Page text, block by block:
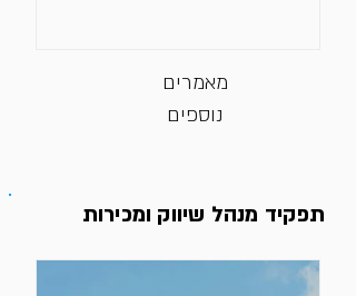
של החברה הגרמנית הוא מוצר שמשתלב בקווי
שריסלרים חזקים בענף חייבים שיהיה להם בסל.
מאמרים
נוספים
תפקיד מנהל שיווק ומכירות